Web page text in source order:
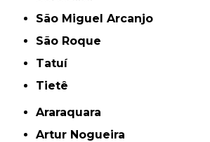
São Miguel Arcanjo
São Roque
Tatuí
Tietê
Araraquara
Artur Nogueira